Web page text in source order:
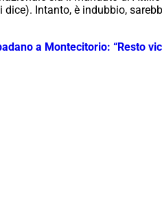
Intanto, è indubbio,
a Montecitorio: “Resto